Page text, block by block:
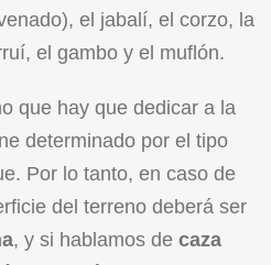
el jabalí, el corzo, la
el gambo y el muflón.
que hay que dedicar a la
determinado por el tipo
Por lo tanto, en caso de
del terreno deberá ser
, y si hablamos de caza